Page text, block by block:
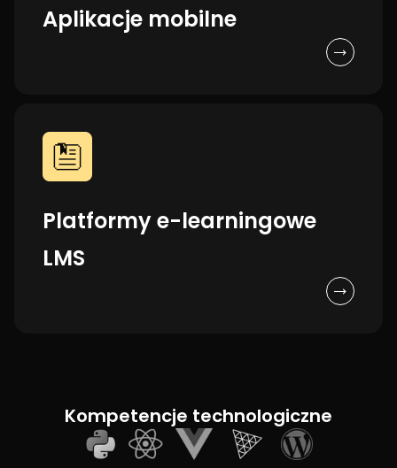
Aplikacje mobilne
Platformy e-learningowe
LMS
Kompetencje technologiczne